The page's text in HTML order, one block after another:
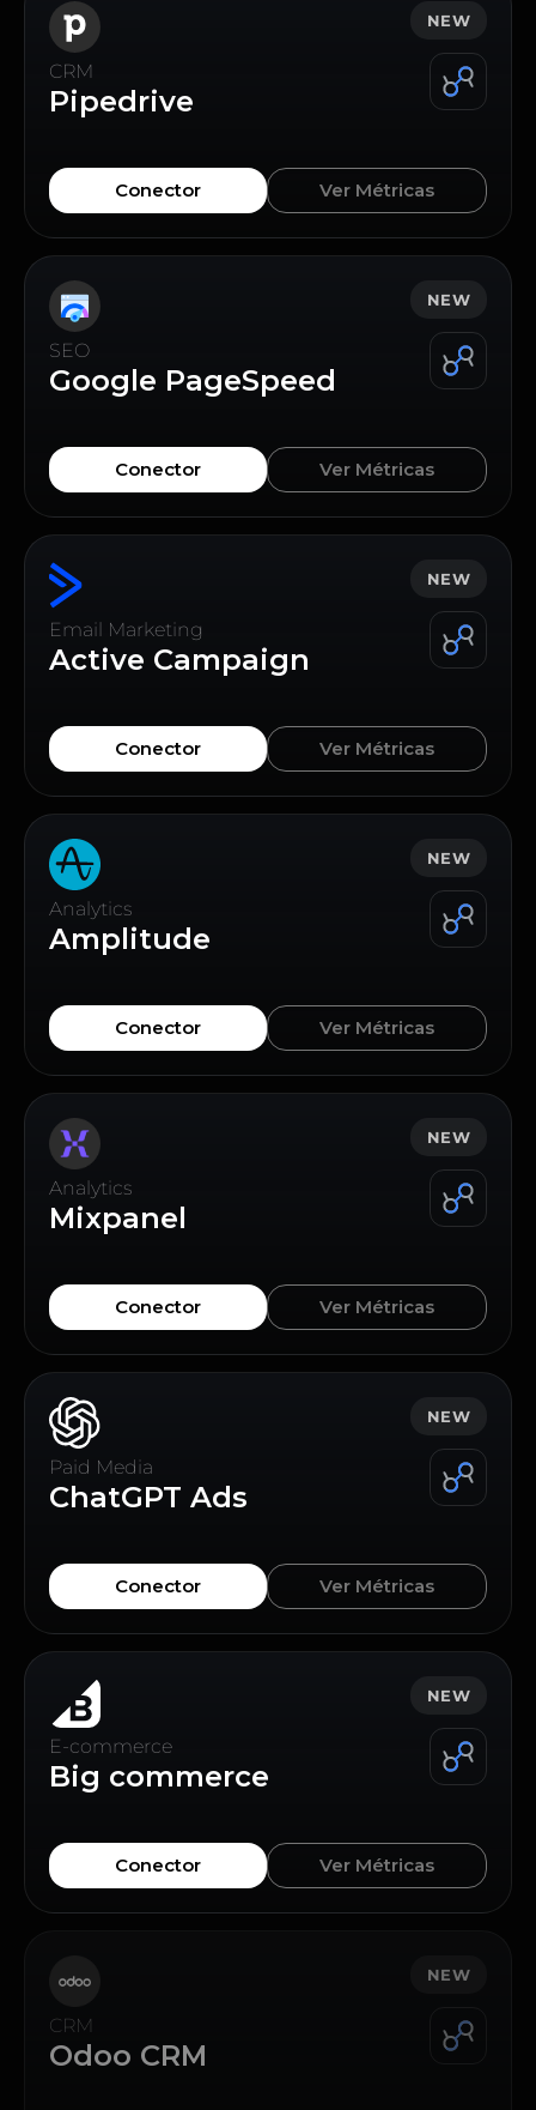
NEW
CRM
Pipedrive
Conector Ver Métricas
NEW
SEO
Google PageSpeed
Conector Ver Métricas
NEW
Email Marketing
Active Campaign
Conector Ver Métricas
NEW
Analytics
Amplitude
Conector Ver Métricas
NEW
Analytics
Mixpanel
Conector Ver Métricas
NEW
Paid Media
ChatGPT Ads
Conector Ver Métricas
NEW
E-commerce
Big commerce
Conector Ver Métricas
NEW
CRM
Odoo CRM